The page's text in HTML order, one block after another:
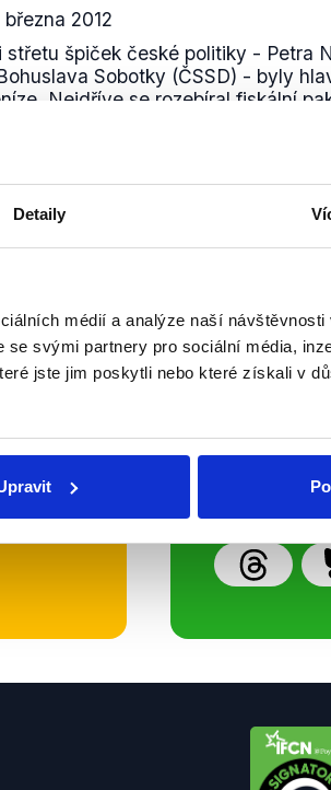
Detaily
médií a analýze naší
svými partnery pro sociální média,
jste jim poskytli nebo které získali v
března 2012
střetu špiček české politiky - Petra
Sobotky (ČSSD) - byly
Nejdříve se rozebíral fiskální
a
se
Nenechte
z
práci.